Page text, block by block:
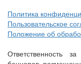
Политика
Пользовательское
Положение об
Ответственность